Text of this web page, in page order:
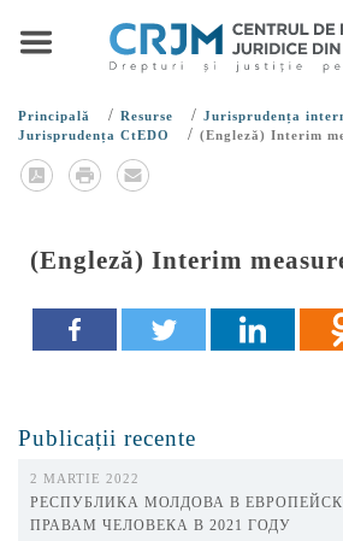
Principală / Resurse / Jurisprudența
Jurisprudența CtEDO / (Engleză) Interim
(Engleză) Interim
Publicații recente
2 MARTIE 2022
РЕСПУБЛИКА МОЛДОВА В
ПРАВАМ ЧЕЛОВЕКА В 2021 ГОДУ